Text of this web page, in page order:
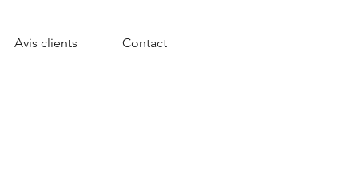
Avis clients Contact